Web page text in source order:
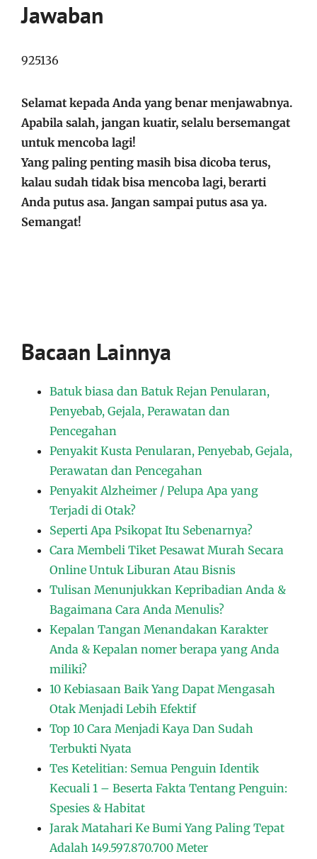
Jawaban
925136
Selamat kepada Anda yang benar menjawabnya.
Apabila salah, jangan kuatir, selalu bersemangat
untuk mencoba lagi!
​Yang paling penting masih bisa dicoba terus,
kalau sudah tidak bisa mencoba lagi, berarti
Anda putus asa. Jangan sampai putus asa ya.
Semangat!
Bacaan Lainnya
Batuk biasa dan Batuk Rejan Penularan,
Penyebab, Gejala, Perawatan dan
Pencegahan
Penyakit Kusta Penularan, Penyebab, Gejala,
Perawatan dan Pencegahan
Penyakit Alzheimer / Pelupa Apa yang
Terjadi di Otak?
Seperti Apa Psikopat Itu Sebenarnya?
Cara Membeli Tiket Pesawat Murah Secara
Online Untuk Liburan Atau Bisnis
Tulisan Menunjukkan Kepribadian Anda &
Bagaimana Cara Anda Menulis?
Kepalan Tangan Menandakan Karakter
Anda & Kepalan nomer berapa yang Anda
miliki?
10 Kebiasaan Baik Yang Dapat Mengasah
Otak Menjadi Lebih Efektif
Top 10 Cara Menjadi Kaya Dan Sudah
Terbukti Nyata
Tes Ketelitian: Semua Penguin Identik
Kecuali 1 – Beserta Fakta Tentang Penguin:
Spesies & Habitat
Jarak Matahari Ke Bumi Yang Paling Tepat
Adalah 149.597.870.700 Meter